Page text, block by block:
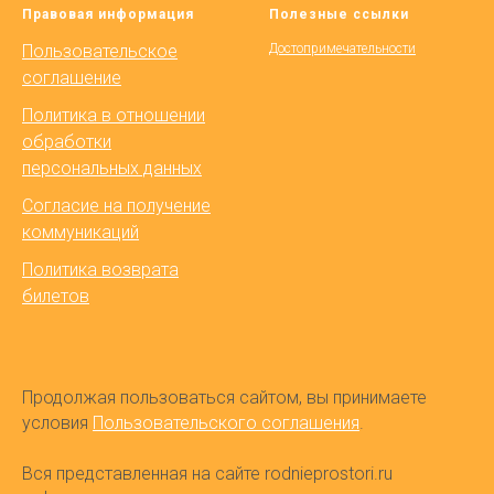
Правовая информация
Пользовательское
соглашение
Политика в отношении
обработки
персональных данных
Согласие на получение
коммуникаций
Политика возврата
билетов
Полезные ссылки
Достопримечательности
Продолжая пользоваться сайтом, вы принимаете
условия Пользовательского соглашения
Вся представленная на сайте rodnieprostori.ru